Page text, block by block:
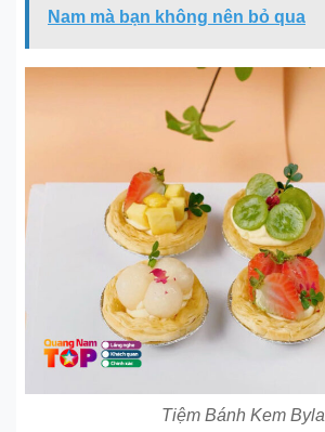
Nam mà bạn không nên bỏ qua
Tiệm Bánh Kem Byla